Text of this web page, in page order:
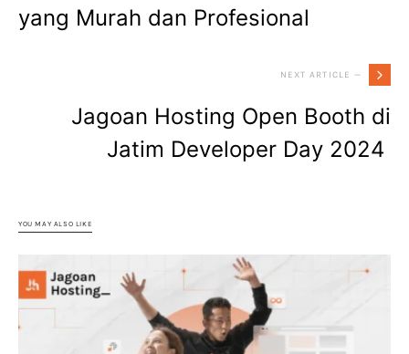
yang Murah dan Profesional
NEXT ARTICLE —
Jagoan Hosting Open Booth di
Jatim Developer Day 2024
YOU MAY ALSO LIKE